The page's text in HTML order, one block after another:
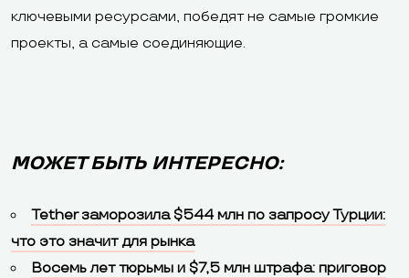
ключевыми ресурсами, победят не самые громкие
проекты, а самые соединяющие.
МОЖЕТ БЫТЬ ИНТЕРЕСНО:
Tether заморозила $544 млн по запросу Турции:
что это значит для рынка
Восемь лет тюрьмы и $7,5 млн штрафа: приговор